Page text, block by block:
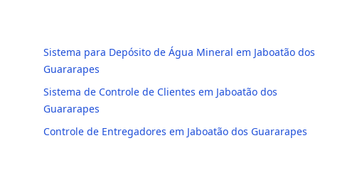
Sistema para Depósito de Água Mineral em Jaboatão dos
Guararapes
Sistema de Controle de Clientes em Jaboatão dos
Guararapes
Controle de Entregadores em Jaboatão dos Guararapes